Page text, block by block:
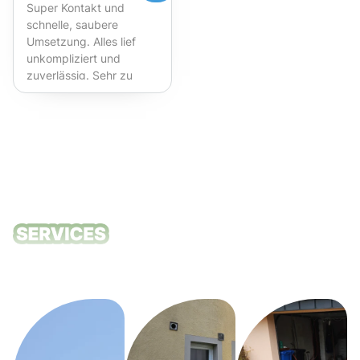
Super Kontakt und
schnelle, saubere
Umsetzung. Alles lief
unkompliziert und
zuverlässig. Sehr zu
empfehlen!